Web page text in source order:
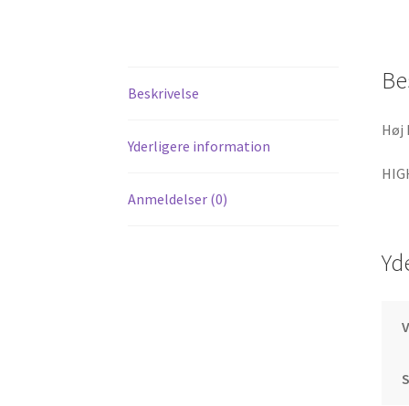
Beskrivelse
Yderligere information
Anmeldelser (0)
Høj